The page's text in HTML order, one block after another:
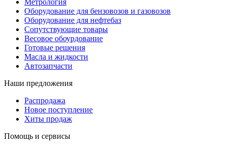
Оборудование для бензовозов и газовозов
Оборудование для нефтебаз
Сопутствующие товары
Весовое обоурдование
Готовые решения
Масла и жидкости
Автозапчасти
Наши предложения
Распродажа
Новое поступление
Хиты продаж
Помощь и сервисы